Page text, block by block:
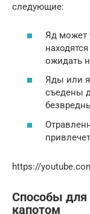
следующие:
Яд может
ожидать
Яды или
съедены
https://
Способы
капотом